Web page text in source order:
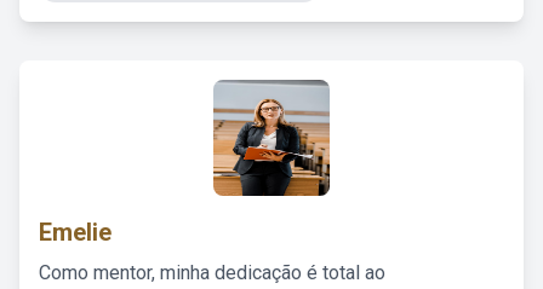
Emelie
Como mentor, minha dedicação é total ao